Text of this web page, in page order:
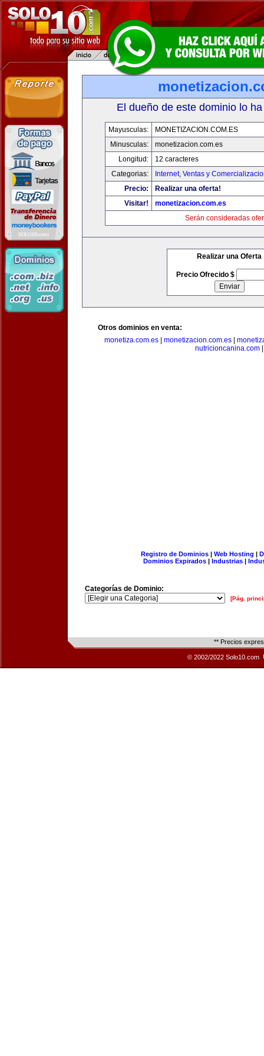
El dueño de este dominio lo
Mayusculas:
MONETIZACION.COM.ES
Minusculas:
monetizacion.com.es
Longitud:
12 caracteres
Categorias:
Internet, Ventas y
Precio:
Realizar una oferta!
Visitar!
monetizacion.com.es
Serán consideradas
Realizar una Oferta
Precio Ofrecido $
Otros dominios en venta:
monetiza.com.es| monetizacion.com.es|
nutricioncanina.com
Registro de Dominios| Web Hosting |
Dominios Expirados | Industrias |
Categorías de Dominio:
[Pág.
** Precios
© 2002/2022 Solo10.com